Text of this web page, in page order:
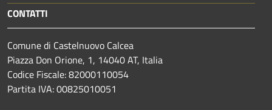
CONTATTI
Comune di Castelnuovo Calcea
Piazza Don Orione, 1, 14040 AT, Italia
Codice Fiscale: 82000110054
Partita IVA: 00825010051